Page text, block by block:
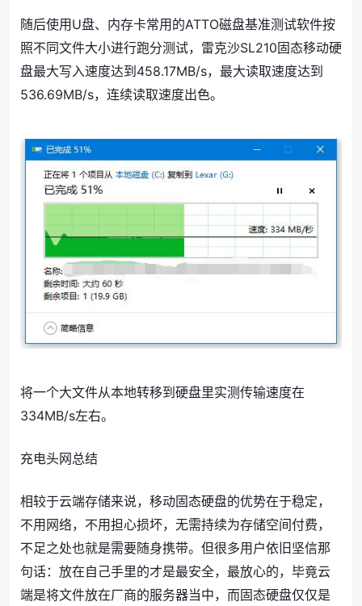
随后使用U盘、内存卡常用的ATTO磁盘基准测试软件按
照不同文件大小进行跑分测试，雷克沙SL210固态移动硬
盘最大写入速度达到458.17MB/s，最大读取速度达到
536.69MB/s，连续读取速度出色。
将一个大文件从本地转移到硬盘里实测传输速度在
334MB/s左右。
充电头网总结
相较于云端存储来说，移动固态硬盘的优势在于稳定，
不用网络，不用担心损坏，无需持续为存储空间付费，
不足之处也就是需要随身携带。但很多用户依旧坚信那
句话：放在自己手里的才是最安全，最放心的，毕竟云
端是将文件放在厂商的服务器当中，而固态硬盘仅仅是